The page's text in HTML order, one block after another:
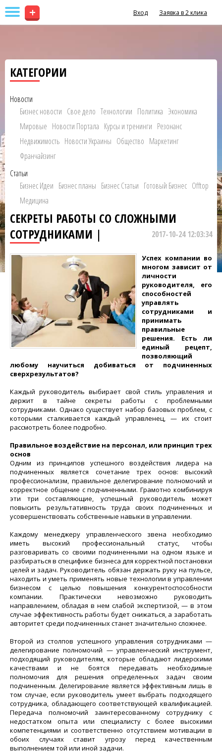
+ Вход Заявка в 2 клика
КАТЕГОРИИ
Новости
Бизнес новости Свое дело Технологии Политика Экономика
Мировые Новости Портала Курсы и тренинги Резонанс
Недвижимость Новости Украины Общество Маркетинг
Франчайзинг
Статьи
Бизнес Идеи Бизнес планы Бизнес Статьи Готовый Бизнес Offtop
Медицина
СЕКРЕТЫ РАБОТЫ СО СЛОЖНЫМИ
СОТРУДНИКАМИ |
2017-10-24 12:03:34
Успех компании во
многом зависит от
личности
руководителя, его
способностей
управлять
сотрудниками и
принимать
правильные
решения. Есть ли
единый рецепт,
позволяющий
любому научиться добиваться от подчиненных
сверхрезультатов?
Каждый руководитель выбирает свой стиль управления и
держит в тайне секреты работы с проблемными
сотрудниками. Однако существует набор базовых проблем, с
которыми сталкивается каждый управленец, — их стоит
рассмотреть более подробно.
Правильное воздействие на персонал, или принцип трех
основ
Одним из принципов успешного воздействия лидера на
подчиненных является сочетание трех основ: высокий
профессионализм, правильное делегирование полномочий и
корректное общение с подчиненными. Грамотно комбинируя
эти три составляющие, успешный руководитель может
повысить результативность труда своих подчиненных и
усовершенствовать собственные навыки в управлении.
Каждому менеджеру управленческого звена необходимо
иметь высокий профессиональный статус, чтобы
разговаривать со своими подчиненными на одном языке и
разбираться в специфике бизнеса для корректной постановки
целей и задач. Руководитель обязан держать руку на пульсе,
находить и уметь применять новые технологии в управлении
бизнесом с целью повышения конкурентоспособности
компании. Практически невозможно руководить
направлением, обладая в нем слабой экспертизой, — в этом
случае эффективность работы будет снижаться, а заработать
авторитет среди подчиненных станет значительно сложнее.
Второй из столпов успешного управления сотрудниками —
делегирование полномочий — управленческий инструмент,
подходящий руководителям, которые обладают лидерскими
качествами и не боятся передавать необходимые
полномочия для решения определенных задач своим
подчиненным. Делегирование является эффективным лишь в
том случае, если руководитель умеет выбрать подходящего
сотрудника, обладающего соответствующей квалификацией.
Передача полномочий заинтересованному сотруднику с
недостатком опыта или специалисту с более высокими
компетенциями и соответственно отсутствием мотивации в
обоих случаях ставит угрозу перед качественным
выполнением той или иной задачи.